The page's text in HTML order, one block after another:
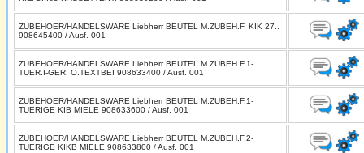
ZUBEHOER/HANDELSWARE Liebherr BEUTEL M.ZUBEH.F. KIK 27..
908645400 / Ausf. 001
ZUBEHOER/HANDELSWARE Liebherr BEUTEL M.ZUBEH.F.1-
TUER.I-GER. O.TEXTBEI 908633400 / Ausf. 001
ZUBEHOER/HANDELSWARE Liebherr BEUTEL M.ZUBEH.F.1-
TUERIGE KIB MIELE 908633600 / Ausf. 001
ZUBEHOER/HANDELSWARE Liebherr BEUTEL M.ZUBEH.F.2-
TUERIGE KIKB MIELE 908633800 / Ausf. 001